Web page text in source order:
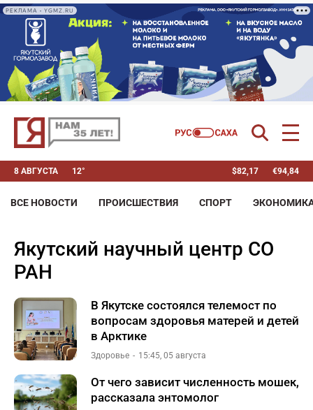
РЕКЛАМА • YGMZ.RU
8 АВГУСТА 12° $82,17 €94,84
ВСЕ НОВОСТИ ПРОИСШЕСТВИЯ СПОРТ
Якутский научный центр СО
РАН
В Якутске состоялся телемост по
вопросам здоровья матерей и детей
в Арктике
Здоровье 15:45, 05 августа
От чего зависит численность мошек,
рассказала энтомолог